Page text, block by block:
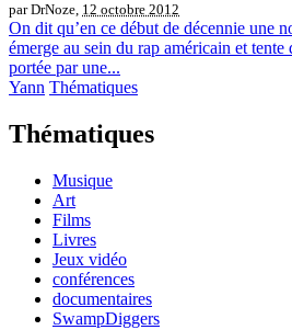
par DrNoze, 12 octobre 2012
On dit qu’en ce début de décennie une
émerge au sein du rap américain et
portée par une...
Yann Thématiques
Thématiques
Musique
Art
Films
Livres
Jeux vidéo
conférences
documentaires
SwampDiggers